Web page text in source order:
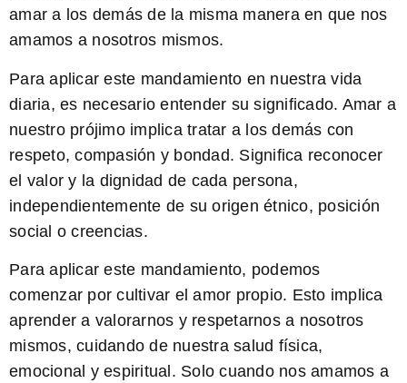
amar a los demás de la misma manera en que nos
amamos a nosotros mismos.
Para aplicar este mandamiento en nuestra vida
diaria, es necesario entender su significado. Amar a
nuestro prójimo implica tratar a los demás con
respeto, compasión y bondad. Significa reconocer
el valor y la dignidad de cada persona,
independientemente de su origen étnico, posición
social o creencias.
Para aplicar este mandamiento, podemos
comenzar por cultivar el amor propio. Esto implica
aprender a valorarnos y respetarnos a nosotros
mismos, cuidando de nuestra salud física,
emocional y espiritual. Solo cuando nos amamos a